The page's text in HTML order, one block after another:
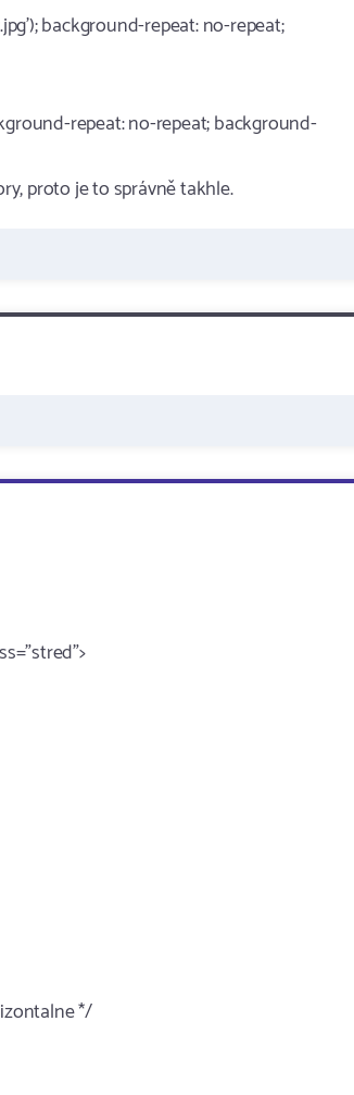
background-repeat: no-repeat;
repeat: no-repeat; background-
proto je to správně takhle.
*/